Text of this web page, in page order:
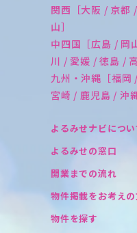
関西［大阪 / 京都
山］
中四国［広島 / 岡
川 / 愛媛 / 徳島 / 高
九州・沖縄［福
宮崎 / 鹿児島 / 沖縄
よるみせナビについ
よるみせの窓口
開業までの流れ
物件掲載をお考え
物件を探す